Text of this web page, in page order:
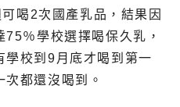
喝2次國產乳品，結果因
％學校選擇喝保久乳，
學校到9月底才喝到第一
都還沒喝到。